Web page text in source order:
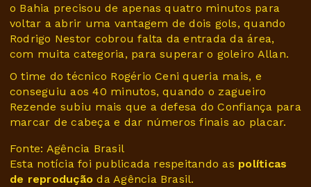
o Bahia precisou de apenas quatro minutos para
voltar a abrir uma vantagem de dois gols, quando
Rodrigo Nestor cobrou falta da entrada da área,
com muita categoria, para superar o goleiro Allan.
O time do técnico Rogério Ceni queria mais, e
conseguiu aos 40 minutos, quando o zagueiro
Rezende subiu mais que a defesa do Confiança para
marcar de cabeça e dar números finais ao placar.
Fonte: Agência Brasil
Esta notícia foi publicada respeitando as políticas
de reprodução da Agência Brasil.